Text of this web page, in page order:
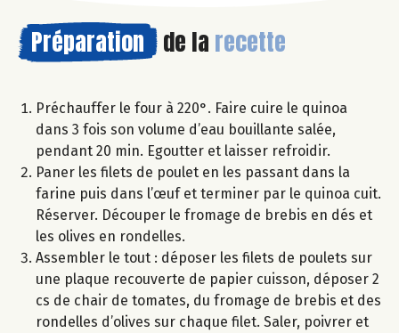
Préparation de la recette
Préchauffer le four à 220°. Faire cuire le quinoa
dans 3 fois son volume d’eau bouillante salée,
pendant 20 min. Egoutter et laisser refroidir.
Paner les filets de poulet en les passant dans la
farine puis dans l’œuf et terminer par le quinoa cuit.
Réserver. Découper le fromage de brebis en dés et
les olives en rondelles.
Assembler le tout : déposer les filets de poulets sur
une plaque recouverte de papier cuisson, déposer 2
cs de chair de tomates, du fromage de brebis et des
rondelles d’olives sur chaque filet. Saler, poivrer et